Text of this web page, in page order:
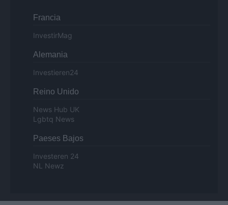
Francia
InvestirMag
Alemania
Investieren24
Reino Unido
News Hub UK
Lgbtq News
Paeses Bajos
Investeren 24
NL Newz